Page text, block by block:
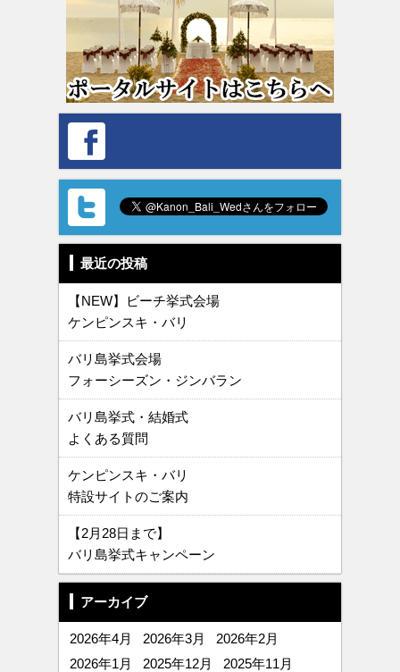
最近の投稿
【NEW】ビーチ挙式会場
ケンピンスキ・バリ
バリ島挙式会場
フォーシーズン・ジンバラン
バリ島挙式・結婚式
よくある質問
ケンピンスキ・バリ
特設サイトのご案内
【2月28日まで】
バリ島挙式キャンペーン
アーカイブ
2026年4月 2026年3月
2026年2月
2026年1月
2025年12月
2025年11月